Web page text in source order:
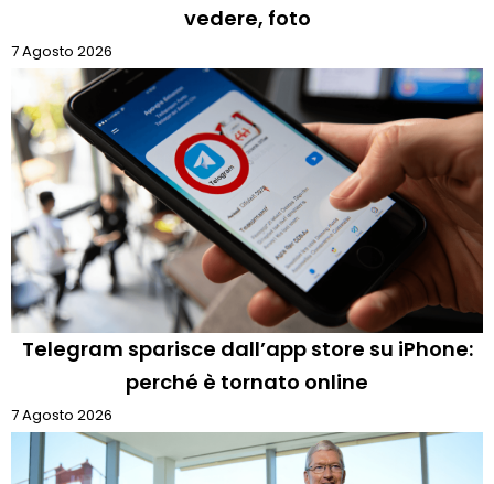
vedere, foto
7 Agosto 2026
Telegram sparisce dall’app store su iPhone:
perché è tornato online
7 Agosto 2026